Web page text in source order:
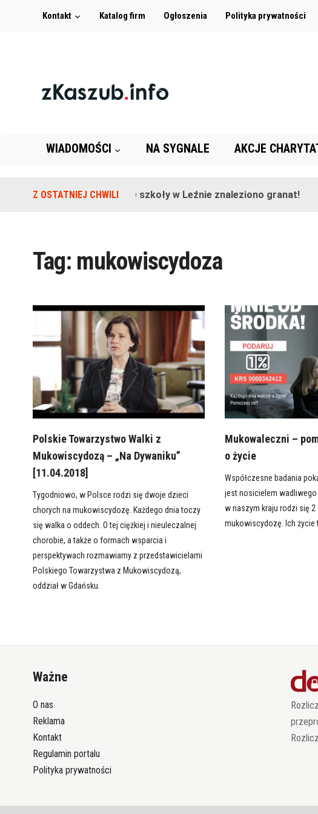
Kontakt Katalog firm Ogłoszenia Polityka prywatności
WIADOMOŚCI NA SYGNALE AKCJE
Z OSTATNIEJ CHWILINa terenie szkoły w Leźnie znaleziono granat!
Tag: mukowiscydoza
Polskie Towarzystwo Walki z
Mukowiscydozą – „Na Dywaniku”
[11.04.2018]
Tygodniowo, w Polsce rodzi się dwoje dzieci
chorych na mukowiscydozę. Każdego dnia toczy
się walka o oddech. O tej ciężkiej i nieuleczalnej
chorobie, a także o formach wsparcia i
perspektywach rozmawiamy z przedstawicielami
Polskiego Towarzystwa z Mukowiscydozą,
oddział w Gdańsku.
Mukowaleczni –
o życie
Współczesne badania
jest nosicielem wadliwego
w naszym kraju rodzi się
mukowiscydozę. Ich życie
Ważne
O nas
Reklama
Kontakt
Regulamin portalu
Polityka prywatności